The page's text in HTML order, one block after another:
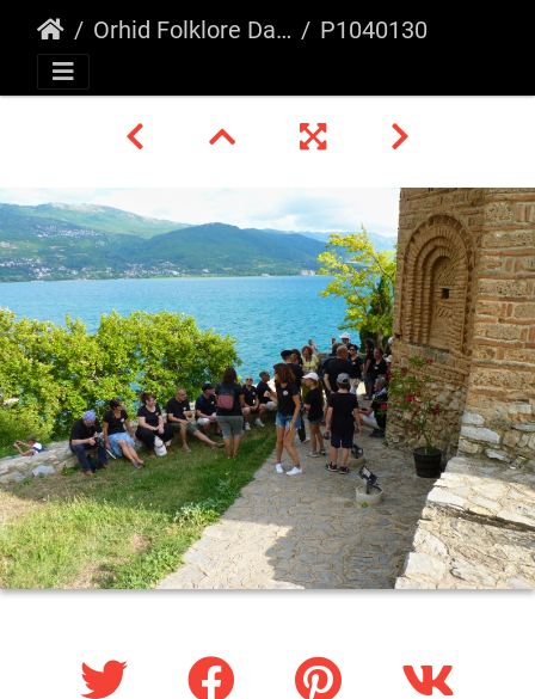
Orhid Folklore Days, Macedonia 2018 P1040130